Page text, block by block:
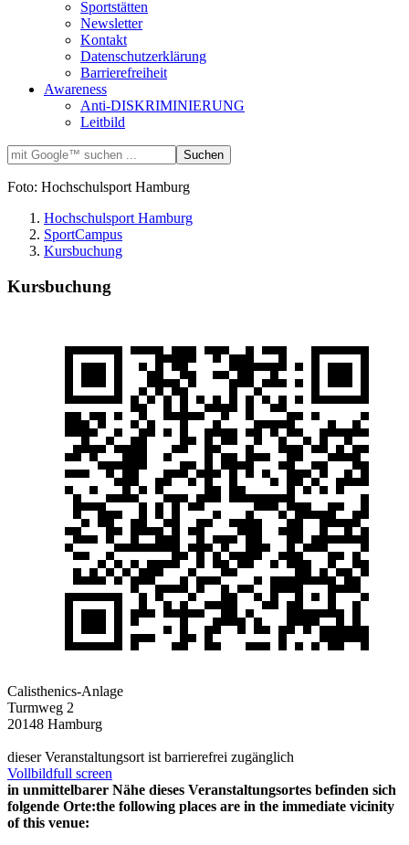
Sportstätten
Newsletter
Kontakt
Datenschutzerklärung
Barrierefreiheit
Awareness
Anti-DISKRIMINIERUNG
Leitbild
Foto: Hochschulsport Hamburg
Hochschulsport Hamburg
SportCampus
Kursbuchung
Kursbuchung
Calisthenics-Anlage
Turmweg 2
20148 Hamburg
dieser Veranstaltungsort ist barrierefrei zugänglich
Vollbildfull screen
in unmittelbarer Nähe dieses Veranstaltungsortes befinden sich
folgende Orte:the following places are in the immediate vicinity
of this venue: